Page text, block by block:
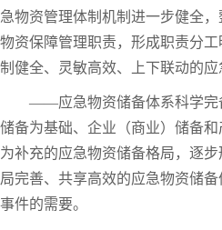
急物资管理体制机制进一步健全
物资保障管理职责，形成职责分
制健全、灵敏高效、上下联动的应
——应急物资储备体系科学完
储备为基础、企业（商业）储备
为补充的应急物资储备格局，逐
局完善、共享高效的应急物资储
事件的需要。